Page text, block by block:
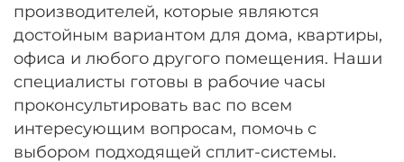
производителей, которые являются
достойным вариантом для дома, квартиры,
офиса и любого другого помещения. Наши
специалисты готовы в рабочие часы
проконсультировать вас по всем
интересующим вопросам, помочь с
выбором подходящей сплит-системы.